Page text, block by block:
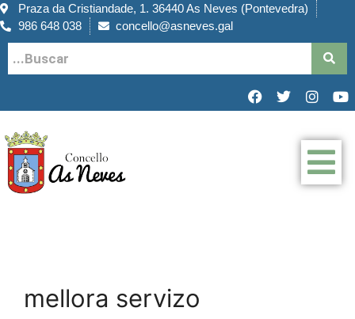
Praza da Cristiandade, 1. 36440 As Neves (Pontevedra)
986 648 038
concello@asneves.gal
mellora servizo